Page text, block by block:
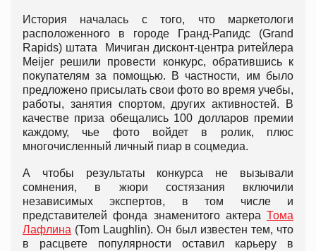
История началась с того, что маркетологи
расположенного в городе Гранд-Рапидс (Grand
Rapids) штата Мичиган дисконт-центра ритейлера
Meijer решили провести конкурс, обратившись к
покупателям за помощью. В частности, им было
предложено присылать свои фото во время учебы,
работы, занятия спортом, других активностей. В
качестве приза обещались 100 долларов премии
каждому, чье фото войдет в ролик, плюс
многочисленный личный пиар в соцмедиа.
А чтобы результаты конкурса не вызывали
сомнения, в жюри состязания включили
независимых экспертов, в том числе и
представителей фонда знаменитого актера Тома
Лафлина (Tom Laughlin). Он был известен тем, что
в расцвете популярности оставил карьеру в